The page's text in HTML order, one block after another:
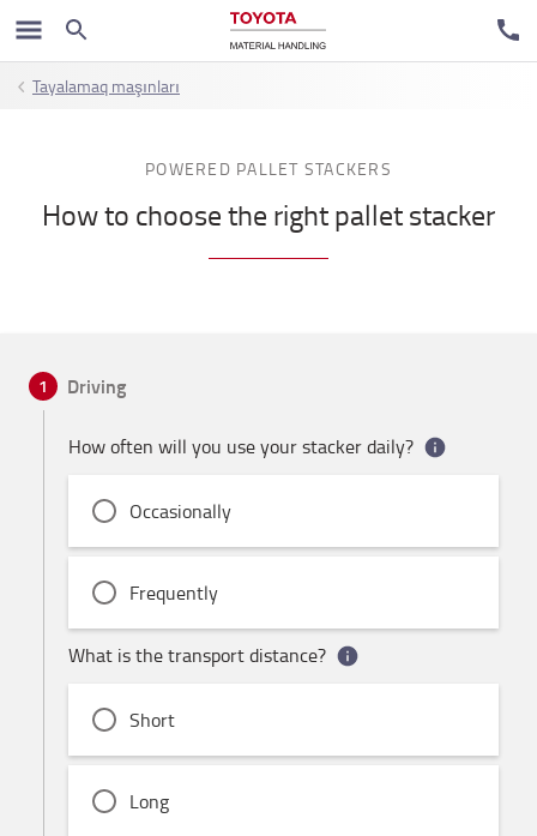
Tayalamaq maşınları
POWERED PALLET STACKERS
How to choose the right pallet stacker
1 Driving
How often will you use your stacker daily?
Occasionally
Frequently
What is the transport distance?
Short
Long